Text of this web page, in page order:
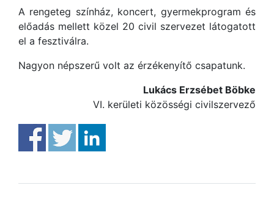
A rengeteg színház, koncert, gyermekprogram és
előadás mellett közel 20 civil szervezet látogatott
el a fesztiválra.
Nagyon népszerű volt az érzékenyítő csapatunk.
Lukács Erzsébet Böbke
VI. kerületi közösségi civilszervező